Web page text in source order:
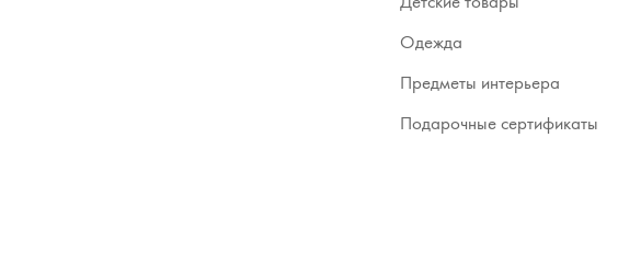
Одежда
Предметы интерьера
Подарочные сертификаты